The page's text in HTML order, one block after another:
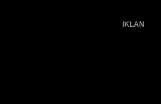
IKLAN